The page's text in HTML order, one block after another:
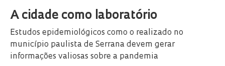
A cidade como laboratório
Estudos epidemiológicos como o realizado no
município paulista de Serrana devem gerar
informações valiosas sobre a pandemia